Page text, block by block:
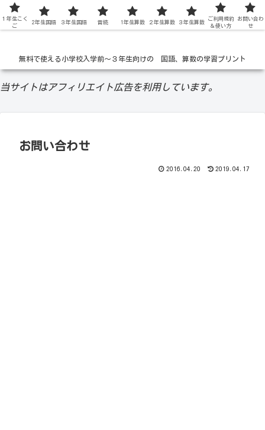
低学年の無料学習ドリル
無料で使える小学校入学前〜３年生向けの 国語、算数の学習プリント
当サイトはアフィリエイト広告を利用しています。
お問い合わせ
2016.04.20 2019.04.17
１年生こく
ご
2年生国語 ３年生国語 音読 1年生算数 ２年生算数 ３年生算数
ご利用規約
＆使い方
お問い合わ
せ